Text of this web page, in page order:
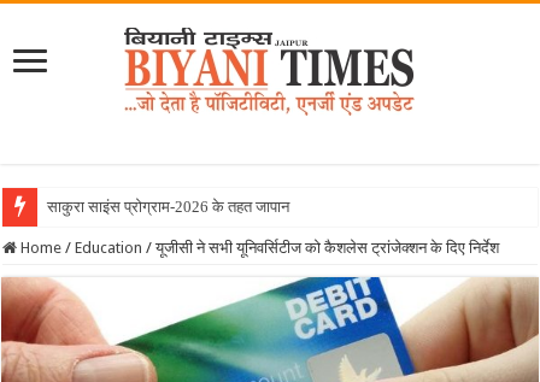
साकुरा साइंस प्रोग्राम-2026 के तहत जापान रवाना हुई बिय
Home / Education / यूजीसी ने सभी यूनिवर्सिटीज को कैशलेस ट्रांजेक्शन के दिए निर्देश